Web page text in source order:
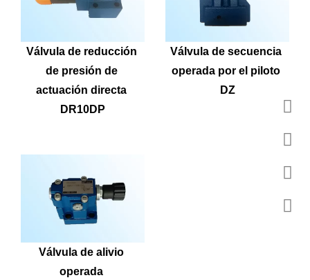
Válvula de reducción
de presión de
actuación directa
DR10DP
Válvula de secuencia
operada por el piloto
DZ
Válvula de alivio
operada